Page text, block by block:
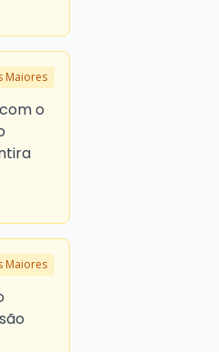
Maiores
o
Maiores